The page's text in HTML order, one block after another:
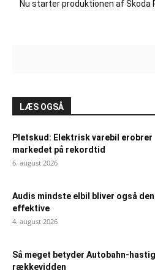
Nu starter produktionen af Skoda
LÆS OGSÅ
Pletskud: Elektrisk varebil erobrer
markedet på rekordtid
6. august 2026
Audis mindste elbil bliver også
effektive
4. august 2026
Så meget betyder Autobahn-
rækkevidden